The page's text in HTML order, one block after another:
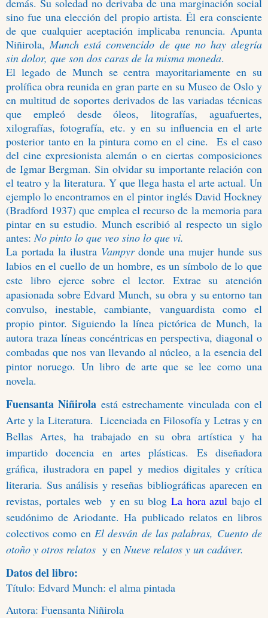
demás. Su soledad no derivaba de una marginación social
sino fue una elección del propio artista. Él era consciente
de que cualquier aceptación implicaba renuncia. Apunta
Niñirola,Munch está convencido de que no hay alegría
sin dolor, que son dos caras de la misma moneda.
El legado de Munch se centra mayoritariamente en su
prolífica obra reunida en gran parte en su Museo de Oslo y
en multitud de soportes derivados de las variadas técnicas
que empleó desde óleos, litografías, aguafuertes,
xilografías, fotografía, etc. y en su influencia en el arte
posterior tanto en la pintura como en el cine.
Es el caso
del cine expresionista alemán o en ciertas composiciones
de Igmar Bergman. Sin olvidar su importante relación con
el teatro y la literatura. Y que llega hasta el arte actual. Un
ejemplo lo encontramos en el pintor inglés David Hockney
(Bradford 1937) que emplea el recurso de la memoria para
pintar en su estudio. Munch escribió al respecto un siglo
antes:No pinto lo que veo sino lo que vi.
La portada la ilustra Vampyrdonde una mujer hunde sus
labios en el cuello de un hombre, es un símbolo de lo que
este libro ejerce sobre el lector. Extrae su atención
apasionada sobre Edvard Munch, su obra y su entorno tan
convulso, inestable, cambiante, vanguardista como el
propio pintor. Siguiendo la línea pictórica de Munch, la
autora traza líneas concéntricas en perspectiva, diagonal o
combadas que nos van llevando al núcleo, a la esencia del
pintor noruego. Un libro de arte que se lee como una
novela.
Fuensanta Niñirola está estrechamente vinculada con el
Arte y la Literatura. Licenciada en Filosofía y Letras y en
Bellas Artes, ha trabajado en su obra artística y ha
impartido docencia en artes plásticas. Es diseñadora
gráfica, ilustradora en papel y medios digitales y crítica
literaria. Sus análisis y reseñas bibliográficas aparecen en
revistas, portales web
y en su blog La hora azul bajo el
seudónimo de Ariodante. Ha publicado relatos en libros
colectivos como en El desván de las palabras, Cuento de
otoño y otros relatos y enNueve relatos y un cadáver.
Datos del libro:
Título: Edvard Munch: el alma pintada
Autora: Fuensanta Niñirola